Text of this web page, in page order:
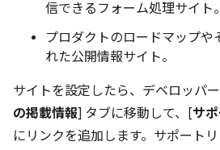
信できるフォーム処理サイト。
プロダクトのロードマップや
れた公開情報サイト。
サイトを設定したら、デベロッパ
の掲載情報] タブに移動して、[サ
にリンクを追加します。サポート